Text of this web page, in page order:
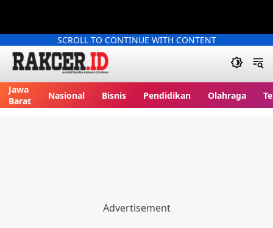
SCROLL TO CONTINUE WITH CONTENT
Jawa
Barat
Nasional Bisnis Pendidikan Olahraga